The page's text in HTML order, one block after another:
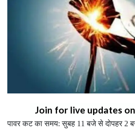
Join for live updates on
पावर कट का समय: सुबह 11 बजे से दोपहर 2